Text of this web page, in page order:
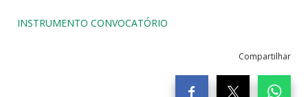
INSTRUMENTO CONVOCATÓRIO
Compartilhar